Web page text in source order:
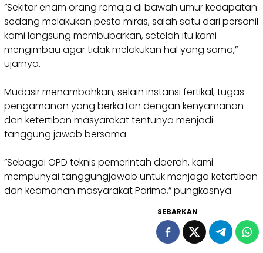
‎”Sekitar enam orang remaja di bawah umur kedapatan
sedang melakukan pesta miras, salah satu dari personil
kami langsung membubarkan, setelah itu kami
mengimbau agar tidak melakukan hal yang sama,”
ujarnya.
‎Mudasir menambahkan, selain instansi fertikal, tugas
pengamanan yang berkaitan dengan kenyamanan
dan ketertiban masyarakat tentunya menjadi
tanggung jawab bersama.
‎”Sebagai OPD teknis pemerintah daerah, kami
mempunyai tanggungjawab untuk menjaga ketertiban
dan keamanan masyarakat Parimo,” pungkasnya.
SEBARKAN